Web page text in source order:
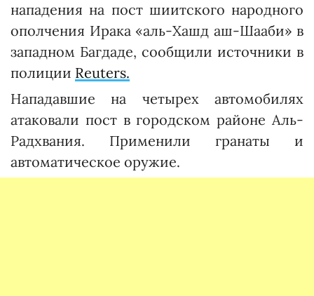
нападения на пост шиитского народного
ополчения Ирака «аль-Хашд аш-Шааби» в
западном Багдаде, сообщили источники в
полиции Reuters.
Нападавшие на четырех автомобилях
атаковали пост в городском районе Аль-
Радхвания. Применили гранаты и
автоматическое оружие.